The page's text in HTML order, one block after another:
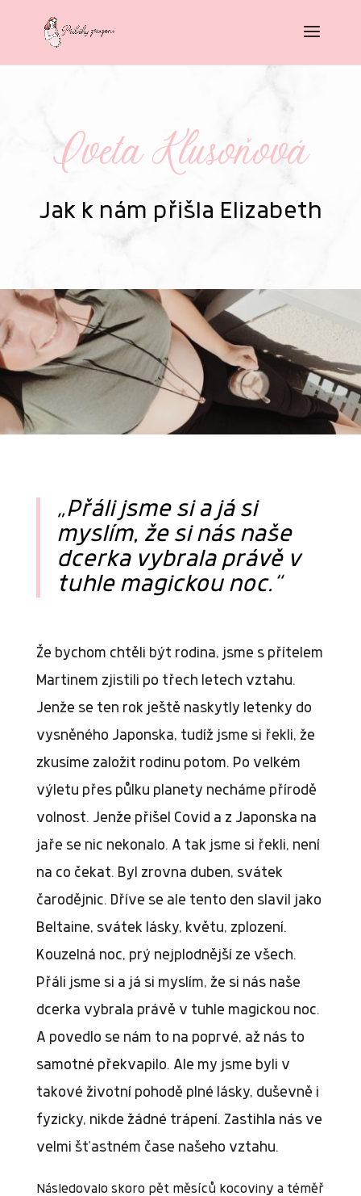
Iveta Klusoňová
Jak k nám přišla Elizabeth
„Přáli jsme si a já si
myslím, že si nás naše
dcerka vybrala právě v
tuhle magickou noc.“
Že bychom chtěli být rodina, jsme s přítelem
Martinem zjistili po třech letech vztahu.
Jenže se ten rok ještě naskytly letenky do
vysněného Japonska, tudíž jsme si řekli, že
zkusíme založit rodinu potom. Po velkém
výletu přes půlku planety necháme přírodě
volnost. Jenže přišel Covid a z Japonska na
jaře se nic nekonalo. A tak jsme si řekli, není
na co čekat. Byl zrovna duben, svátek
čarodějnic. Dříve se ale tento den slavil jako
Beltaine, svátek lásky, květu, zplození.
Kouzelná noc, prý nejplodnější ze všech.
Přáli jsme si a já si myslím, že si nás naše
dcerka vybrala právě v tuhle magickou noc.
A povedlo se nám to na poprvé, až nás to
samotné překvapilo. Ale my jsme byli v
takové životní pohodě plné lásky, duševně i
fyzicky, nikde žádné trápení. Zastihla nás ve
velmi šťastném čase našeho vztahu.
Následovalo skoro pět měsíců kocoviny a téměř